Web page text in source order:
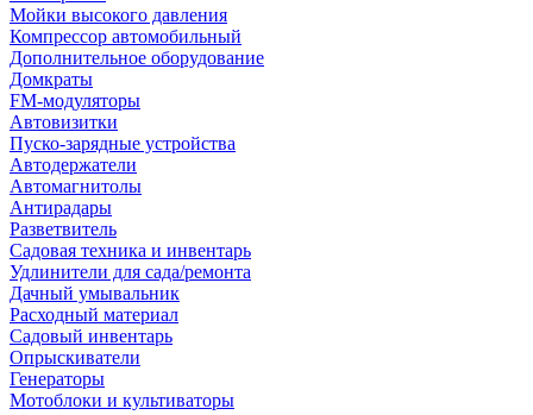
Мойки высокого давления
Компрессор автомобильный
Дополнительное оборудование
Домкраты
FM-модуляторы
Автовизитки
Пуско-зарядные устройства
Автодержатели
Автомагнитолы
Антирадары
Разветвитель
Садовая техника и инвентарь
Удлинители для сада/ремонта
Дачный умывальник
Расходный материал
Садовый инвентарь
Опрыскиватели
Генераторы
Мотоблоки и культиваторы